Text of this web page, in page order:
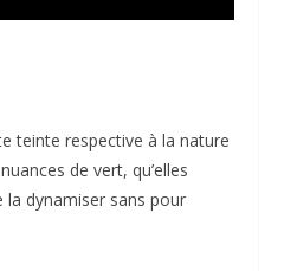
teinte respective à la nature
de vert, qu’elles
la dynamiser sans pour